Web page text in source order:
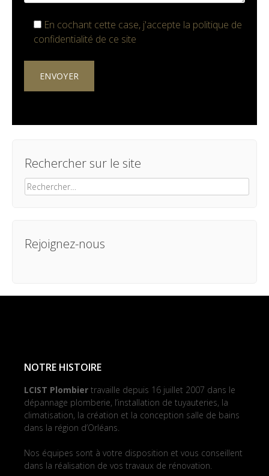
En cochant cette case, j'accepte la politique de
confidentialité de ce site
Rechercher sur le site
Rechercher :
Rejoignez-nous
NOTRE HISTOIRE
LCIST Plombier travaille depuis 16 juillet 2007 dans le
dépannage plomberie, l’installation de tuyauteries, la
climatisation, la création et la conception salle de bains
dans la région d’Orléans.
Nos équipes sont à votre disposition et vous conseillent
dans la réalisation de vos travaux de rénovation.